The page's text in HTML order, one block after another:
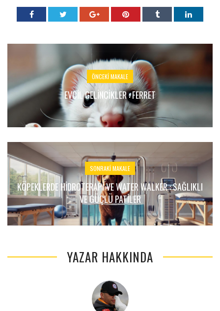
ÖNCEKI MAKALE
EVCIL GELINCIKLER : FERRET
SONRAKI MAKALE
KÖPEKLERDE HIDROTERAPI VE WATER WALKER : SAĞLIKLI
VE GÜÇLÜ PATILER
YAZAR HAKKINDA